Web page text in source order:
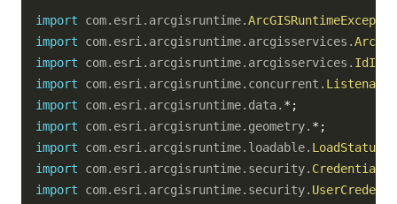
import com. esri . arcgisruntime.
import
com. esri . arcgisruntime. arcgisservices .
import
com. esri . arcgisruntime. arcgisservices . IdInfo
import
com. esri . arcgisruntime. concurrent .
import
com. esri . arcgisruntime. data. * ;
import
com. esri . arcgisruntime. geometry. * ;
import
com. esri . arcgisruntime. loadable. LoadStatus
import
com. esri . arcgisruntime. security. Credential
import
com. esri . arcgisruntime. security.